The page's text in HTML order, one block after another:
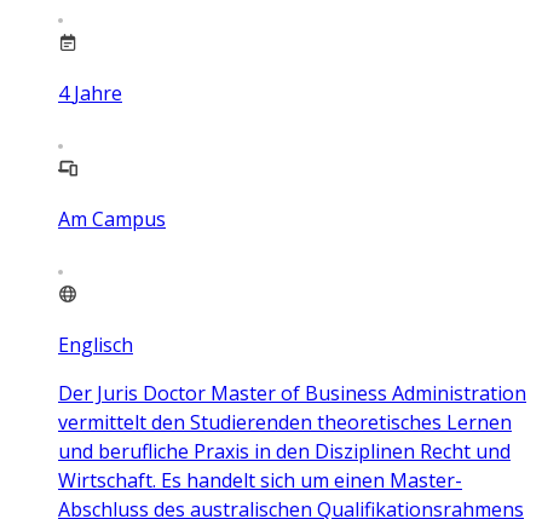
4 Jahre
Am Campus
Englisch
Der Juris Doctor Master of Business Administration
vermittelt den Studierenden theoretisches Lernen
und berufliche Praxis in den Disziplinen Recht und
Wirtschaft. Es handelt sich um einen Master-
Abschluss des australischen Qualifikationsrahmens